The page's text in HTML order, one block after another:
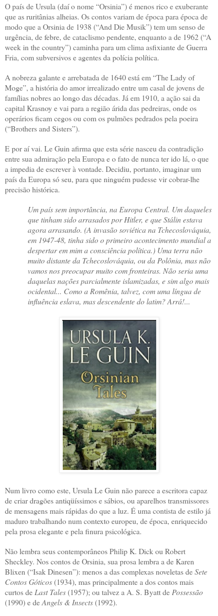
O país de Ursula (daí o nome “Orsinia”) é menos rico e exuberante
que as ruritânias alheias. Os contos variam de época para época de
modo que a Orsinia de 1938 (“And Die Musik”) tem um senso de
urgência, de febre, de cataclismo pendente, enquanto a de 1962 (“A
week in the country”) caminha para um clima asfixiante de Guerra
Fria, com subversivos e agentes da polícia política.
A nobreza galante e arrebatada de 1640 está em “The Lady of
Moge”, a história do amor irrealizado entre um casal de jovens de
famílias nobres ao longo das décadas. Já em 1910, a ação sai da
capital Krasnoy e vai para a região árida das pedreiras, onde os
operários ficam cegos ou com os pulmões pedrados pela poeira
(“Brothers and Sisters”).
E por aí vai. Le Guin afirma que esta série nasceu da contradição
entre sua admiração pela Europa e o fato de nunca ter ido lá, o que
a impedia de escrever à vontade. Decidiu, portanto, imaginar um
país da Europa só seu, para que ninguém pudesse vir cobrar-lhe
precisão histórica.
Um país sem importância, na Europa Central. Um daqueles
que tinham sido arrasados por Hitler, e que Stálin estava
agora arrasando. (A invasão soviética na Tchecoslováquia,
em 1947-48, tinha sido o primeiro acontecimento mundial a
despertar em mim a consciência política.) Uma terra não
muito distante da Tchecoslováquia, ou da Polônia, mas não
vamos nos preocupar muito com fronteiras. Não seria uma
daquelas nações parcialmente islamizadas, e sim algo mais
ocidental... Como a Romênia, talvez, com uma língua de
influência eslava, mas descendente do latim? Arrá!...
Num livro como este, Ursula Le Guin não parece a escritora capaz
de criar dragões antiqüíssimos e sábios, ou aparelhos transmissores
de mensagens mais rápidas do que a luz. É uma contista de estilo já
maduro trabalhando num contexto europeu, de época, enriquecido
pela prosa elegante e pela finura psicológica.
Não lembra seus contemporâneos Philip K. Dick ou Robert
Sheckley. Nos contos de Orsinia, sua prosa lembra a de Karen
Blixen (“Isak Dinesen”): menos a das complexas noveletas deSete
Contos Góticos(1934), mas principalmente a dos contos mais
curtos de Last Tales(1957); ou talvez a A. S. Byatt de Possessão
(1990) e deAngels & Insects(1992).